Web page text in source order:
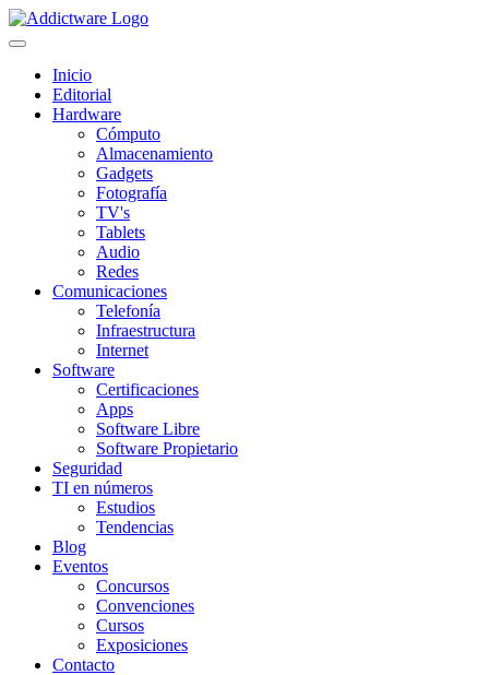
Inicio
Editorial
Hardware
Cómputo
Almacenamiento
Gadgets
Fotografía
TV's
Tablets
Audio
Redes
Comunicaciones
Telefonía
Infraestructura
Internet
Software
Certificaciones
Apps
Software Libre
Software Propietario
Seguridad
TI en números
Estudios
Tendencias
Blog
Eventos
Concursos
Convenciones
Cursos
Exposiciones
Contacto